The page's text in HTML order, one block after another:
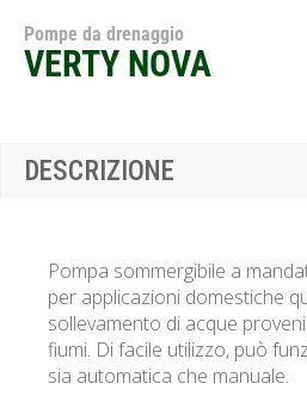
Pompe da drenaggio
VERTY NOVA
DESCRIZIONE
Pompa sommergibile a
per applicazioni domestiche
sollevamento di acque
fiumi. Di facile utilizzo, può
sia automatica che manuale.